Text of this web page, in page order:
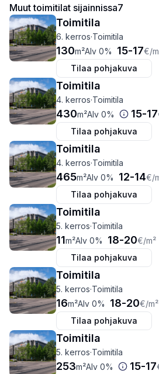
Muut toimitilat sijainnissa7
Toimitila
6. kerros·Toimitila
130m²Alv 0% 15-17€/
Tilaa pohjakuva
Toimitila
4. kerros·Toimitila
430m²Alv 0% 15-17
Tilaa pohjakuva
Toimitila
4. kerros·Toimitila
465m²Alv 0% 12-14€/
Tilaa pohjakuva
Toimitila
5. kerros·Toimitila
11m²Alv 0% 18-20€/m²
Tilaa pohjakuva
Toimitila
5. kerros·Toimitila
16m²Alv 0% 18-20€/m²
Tilaa pohjakuva
Toimitila
5. kerros·Toimitila
253m²Alv 0% 15-17